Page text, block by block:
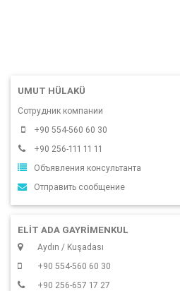
UMUT HÜLAKÜ
Сотрудник компании
+90 554-560 60 30
+90 256-111 11 11
Объявления консультанта
Отправить сообщение
ELIT ADA GAYRIMENKUL
Aydın / Kuşadası
+90 554-560 60 30
+90 256-657 17 27